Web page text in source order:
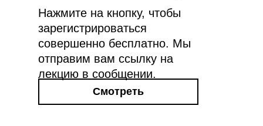
Смотреть
Нажмите на кнопку, чтобы
зарегистрироваться
совершенно бесплатно. Мы
отправим вам ссылку на
лекцию в сообщении.